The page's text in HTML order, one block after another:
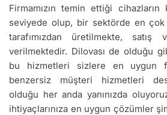
Firmamızın temin ettiği
seviyede olup, bir sektörde en
tarafımızdan üretilmekte,
verilmektedir. Dilovası de olduğu
bu hizmetleri sizlere en uygun
benzersiz müşteri hizmetleri
olduğu her anda yanınızda
ihtiyaçlarınıza en uygun çözümler